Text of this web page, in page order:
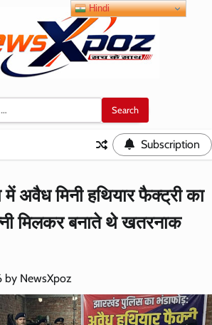
Subscription
अवैध मिनी हथियार फैक्ट्री का
मिलकर बनाते थे खतरनाक
by NewsXpoz
Hindi